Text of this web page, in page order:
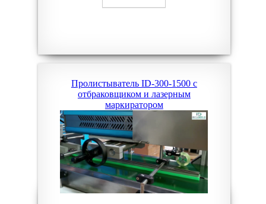
Пролистыватель ID-300-1500 с
отбраковщиком и лазерным
маркиратором